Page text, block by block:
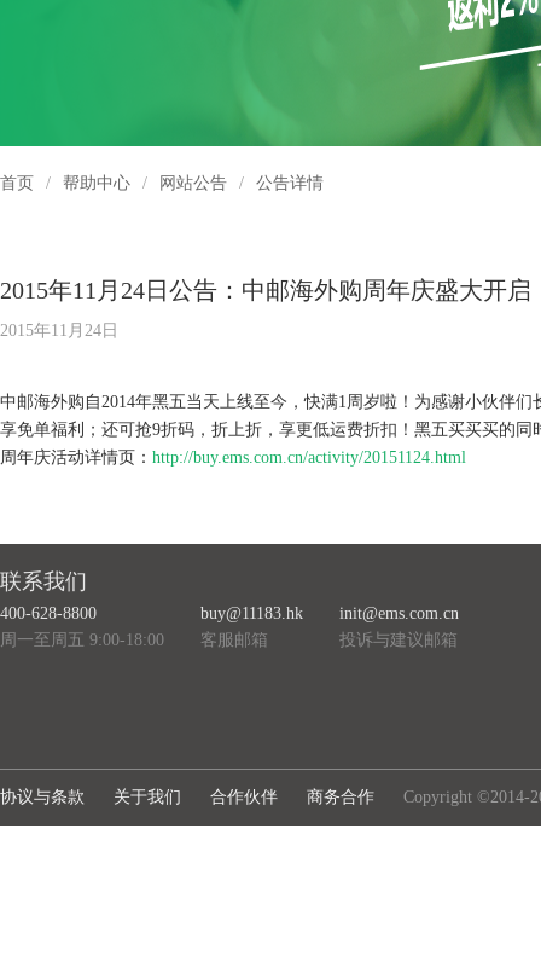
首页 / 帮助中心 / 网站公告 / 公告详情
2015年11月24日公告：中邮海外购周年庆盛大开
2015年11月24日
中邮海外购自2014年黑五当天上线至今，快满1周岁啦！为感谢小伙伴
享免单福利；还可抢9折码，折上折，享更低运费折扣！黑五买买买的
周年庆活动详情页： http://buy.ems.com.cn/activity/20151124.html
联系我们
400-628-8800
周一至周五 9:00-18:00
buy@11183.hk
客服邮箱
init@ems.com.cn
投诉与建议邮箱
协议与条款 关于我们 合作伙伴 商务合作 Copyright ©2014-